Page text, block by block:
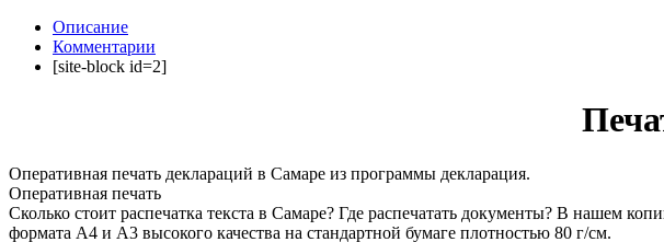
Описание
Комментарии
[site-block id=2]
Оперативная печать деклараций в Самаре из программы декларация.
Оперативная печать
Сколько стоит распечатка текста в Самаре? Где распечатать документы? В нашем
формата А4 и А3 высокого качества на стандартной бумаге плотностью 80 г/см.